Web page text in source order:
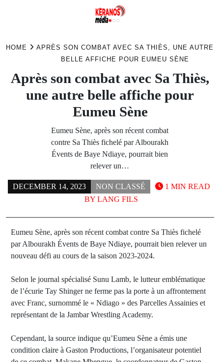
HOME
APRÈS SON COMBAT AVEC SA THIÈS, UNE AUTRE
BELLE AFFICHE POUR EUMEU SÈNE
Après son combat avec Sa Thiès,
une autre belle affiche pour
Eumeu Sène
Eumeu Sène, après son récent combat
contre Sa Thiès fichelé par Albourakh
Évents de Baye Ndiaye, pourrait bien
relever un…
DECEMBER 14, 2023
NON CLASSÉ
BY LANG FILS
1 MIN READ
Eumeu Sène, après son récent combat contre Sa Thiès fichelé
par Albourakh Évents de Baye Ndiaye, pourrait bien relever un
nouveau défi au cours de la saison 2023-2024.
Selon le journal spécialisé Sunu Lamb, le lutteur emblématique
de l’écurie Tay Shinger ne ferme pas la porte à un affrontement
avec Franc, surnommé le « Ndiago » des Parcelles Assainies et
représentant de la Jambar Wrestling Academy.
Cependant, la source indique qu’Eumeu Sène a émis une
condition claire à Gaston Productions, l’organisateur potentiel